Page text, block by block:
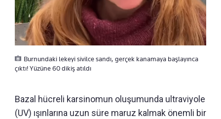
Burnundaki lekeyi sivilce sandı, gerçek kanamaya başlayınca
çıktı! Yüzüne 60 dikiş atıldı
Bazal hücreli karsinomun oluşumunda ultraviyole
(UV) ışınlarına uzun süre maruz kalmak önemli bir